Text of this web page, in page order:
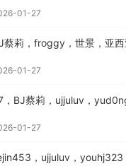
奉，文月，李迟角，沈清
金牛奶，闵书率，闵智宥
01-27
莉，froggy，世景，亚
雅女士，玫瑰酱，瑞实，
赞年糕，金娜美，金牛奶
01-27
BJ蔡莉，ujjuluv，
明，拉奉，李雅琳，杜基
，赛拉，金牛奶，闵智宥
01-27
，ujjuluv，youhj323